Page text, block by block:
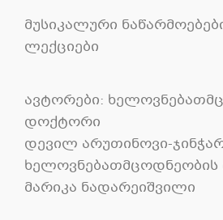
მუსიკალური
ლექციები
ავტორები:
დოქტორი
დევილ არუთინოვი-
მარიკა ნადარეიშვილი